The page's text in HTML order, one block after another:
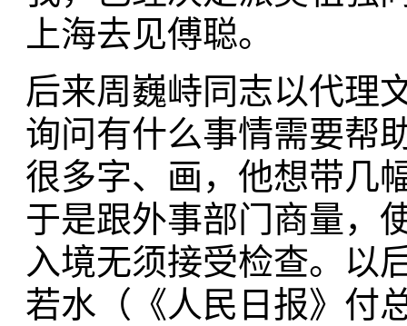
上海去见傅聪。
后来周巍峙同志以代理
询问有什么事情需要帮
很多字、画，他想带几
于是跟外事部门商量，
入境无须接受检查。以
若水（《人民日报》付